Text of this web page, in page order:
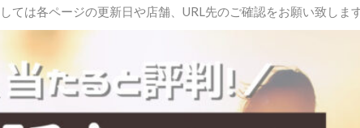
ては各ページの更新日や店舗、URL先のご確認をお願い致しま